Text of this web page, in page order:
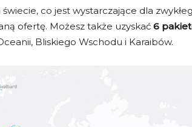
świecie, co jest wystarczające dla
ofertę. Możesz także uzyskać 6
Bliskiego Wschodu i Karaibów.